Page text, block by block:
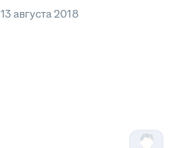
13 августа 2018